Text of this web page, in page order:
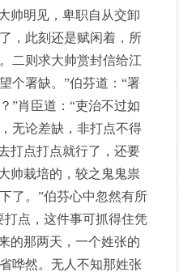
帅明见，卑职自从交卸
，此刻还是赋闲着，所
二则求大帅赏封信给江
个署缺。”伯芬道：“署
”肖臣道：“吏治不过如
无论差缺，非打点不得
打点打点就行了，还要
帅栽培的，较之鬼鬼祟
了。”伯芬心中忽然有所
打点，这件事可抓得住凭
的那两天，一个姓张的
哗然。无人不知那姓张